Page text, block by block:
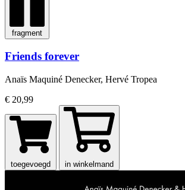
fragment
Friends forever
Anaïs Maquiné Denecker, Hervé Tropea
€ 20,99
toegevoegd in winkelmand